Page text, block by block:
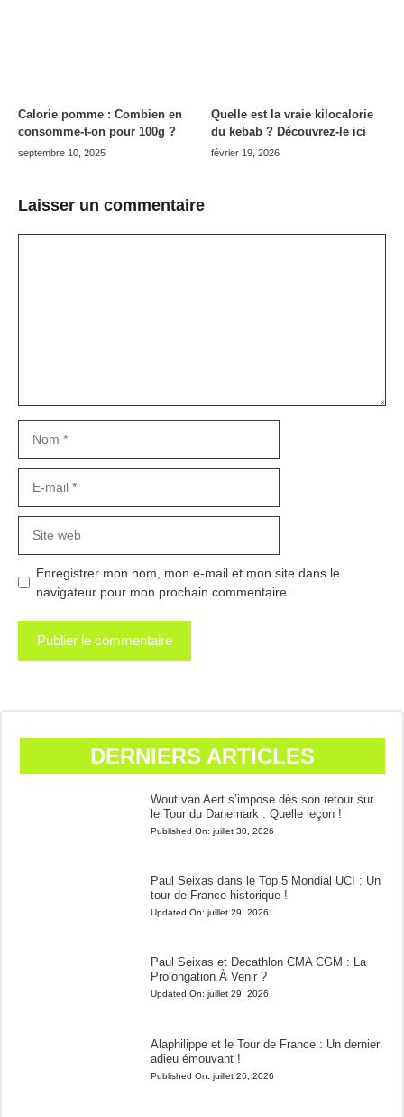
Calorie pomme : Combien en
consomme-t-on pour 100g ?
septembre 10, 2025
Quelle est la vraie kilocalorie
du kebab ? Découvrez-le ici
février 19, 2026
Laisser un commentaire
mail
web
Enregistrer mon nom, mon e-mail et mon site dans le
navigateur pour mon prochain commentaire.
DERNIERS ARTICLES
Wout van Aert s’impose dès son retour sur
le Tour du Danemark : Quelle leçon !
Published On: juillet 30, 2026
Paul Seixas dans le Top 5 Mondial UCI : Un
tour de France historique !
Updated On: juillet 29, 2026
Paul Seixas et Decathlon CMA CGM : La
Prolongation À Venir ?
Updated On: juillet 29, 2026
Alaphilippe et le Tour de France : Un dernier
adieu émouvant !
Published On: juillet 26, 2026